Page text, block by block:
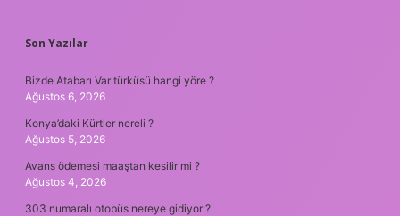
SIDEBAR
Son Yazılar
Bizde Atabarı Var türküsü hangi yöre ?
Ağustos 6, 2026
Konya’daki Kürtler nereli ?
Ağustos 5, 2026
Avans ödemesi maaştan kesilir mi ?
Ağustos 4, 2026
303 numaralı otobüs nereye gidiyor ?